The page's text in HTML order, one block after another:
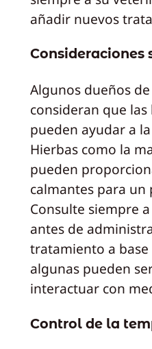
añadir nuevos
Consideraciones
Algunos dueños
consideran que
pueden ayudar a
Hierbas como la
pueden
calmantes para
Consulte siempre
antes de
tratamiento a
algunas pueden
interactuar con
Control de la